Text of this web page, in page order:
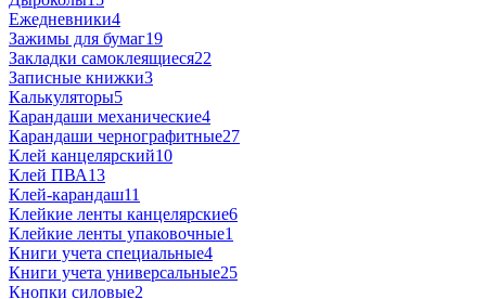
Ежедневники4
Зажимы для бумаг19
Закладки самоклеящиеся22
Записные книжки3
Калькуляторы5
Карандаши механические4
Карандаши чернографитные27
Клей канцелярский10
Клей ПВА13
Клей-карандаш11
Клейкие ленты канцелярские6
Клейкие ленты упаковочные1
Книги учета специальные4
Книги учета универсальные25
Кнопки силовые2